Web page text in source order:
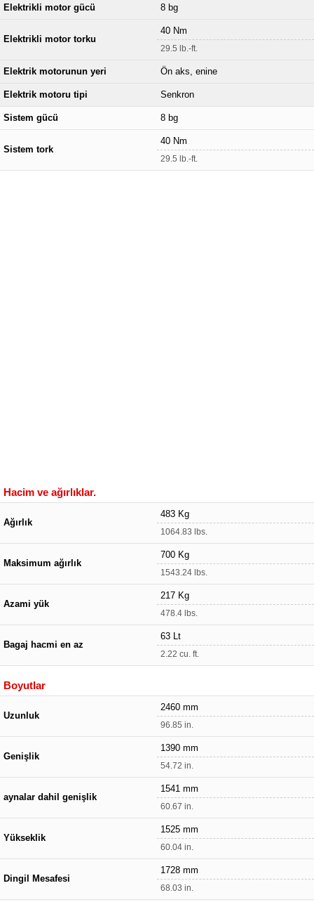
Elektrikli motor gücü 8 bg
Elektrikli motor torku
40 Nm
29.5 lb.-ft.
Elektrik motorunun yeri Ön aks, enine
Elektrik motoru tipi Senkron
Sistem gücü 8 bg
Sistem tork
40 Nm
29.5 lb.-ft.
Hacim ve ağırlıklar.
Ağırlık
483 Kg
1064.83 lbs.
Maksimum ağırlık
700 Kg
1543.24 lbs.
Azami yük
217 Kg
478.4 lbs.
Bagaj hacmi en az
63 Lt
2.22 cu. ft.
Boyutlar
Uzunluk
2460 mm
96.85 in.
Genişlik
1390 mm
54.72 in.
aynalar dahil genişlik
1541 mm
60.67 in.
Yükseklik
1525 mm
60.04 in.
Dingil Mesafesi
1728 mm
68.03 in.